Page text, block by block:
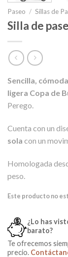
Paseo / Sillas de
Silla de
Sencilla,
ligera Copa de
Perego.
Cuenta con un
sola con un
Homologada
peso.
Este producto no
¿Lo has
barato?
Te ofrecemos
precio.